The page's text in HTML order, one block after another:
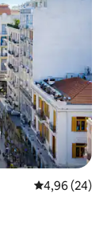
საშუალო
4,96 (24)